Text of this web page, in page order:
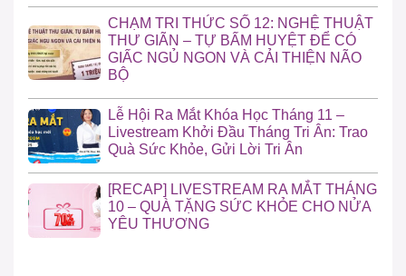
CHẠM TRI THỨC SỐ 12: NGHỆ THUẬT
THƯ GIÃN – TỰ BẤM HUYỆT ĐỂ CÓ
GIẤC NGỦ NGON VÀ CẢI THIỆN NÃO
BỘ
Lễ Hội Ra Mắt Khóa Học Tháng 11 –
Livestream Khởi Đầu Tháng Tri Ân: Trao
Quà Sức Khỏe, Gửi Lời Tri Ân
[RECAP] LIVESTREAM RA MẮT THÁNG
10 – QUÀ TẶNG SỨC KHỎE CHO NỬA
YÊU THƯƠNG